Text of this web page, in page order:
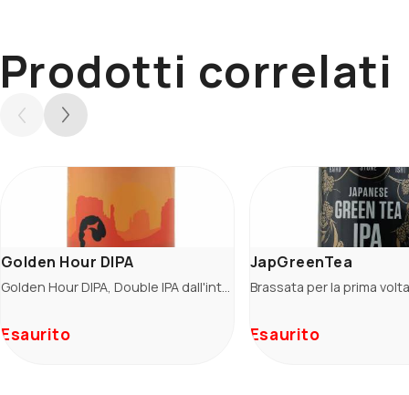
Prodotti correlati
Golden Hour DIPA
Golden Hour DIPA, Double IPA dall'intensa luppolatura. Ha note agrumate e di frutta tropicale accanto ad un amaro erbaceo e pulito.
Esaurito
JapGreenTea
Esaurito